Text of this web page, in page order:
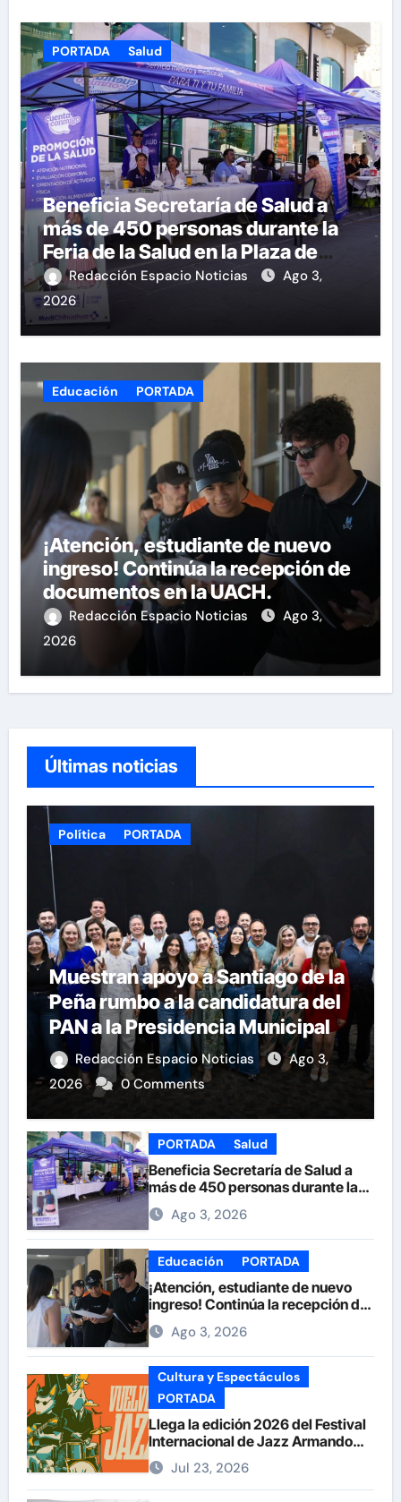
PORTADA Salud
Beneficia Secretaría de Salud a
más de 450 personas durante la
Feria de la Salud en la Plaza de
Armas
Redacción Espacio Noticias
Ago 3,
2026
Educación PORTADA
¡Atención, estudiante de nuevo
ingreso! Continúa la recepción de
documentos en la UACH.
Redacción Espacio Noticias
Ago 3,
2026
Últimas noticias
Política PORTADA
Muestran apoyo a Santiago de la
Peña rumbo a la candidatura del
PAN a la Presidencia Municipal
Redacción Espacio Noticias
Ago 3,
2026
0 Comments
PORTADA Salud
Beneficia Secretaría de Salud a
más de 450 personas durante la
Feria de la Salud en la Plaza de
ArmasAgo 3, 2026
Educación PORTADA
¡Atención, estudiante de nuevo
ingreso! Continúa la recepción de
documentos en la UACH.
Ago 3, 2026
Cultura y Espectáculos
PORTADA
Llega la edición 2026 del Festival
Internacional de Jazz Armando
Nuñez
Jul 23, 2026